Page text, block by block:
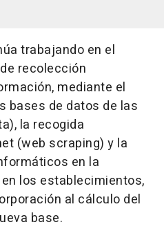
trabajando en el
recolección
mediante el
bases de datos de las
la recogida
(web scraping) y la
en la
los establecimientos,
al cálculo del
base.